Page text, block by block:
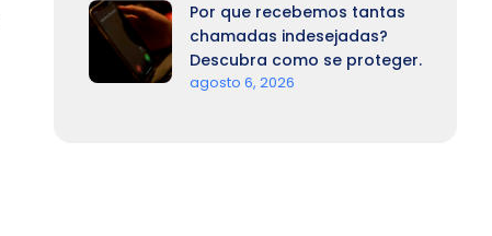
Por que recebemos tantas
chamadas indesejadas?
Descubra como se proteger.
agosto 6, 2026